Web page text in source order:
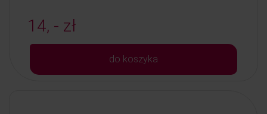
14, - zł
do koszyka